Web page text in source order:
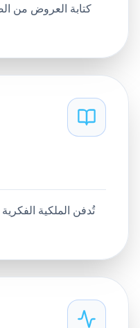
كتابة العروض من
تُدفن الملكية